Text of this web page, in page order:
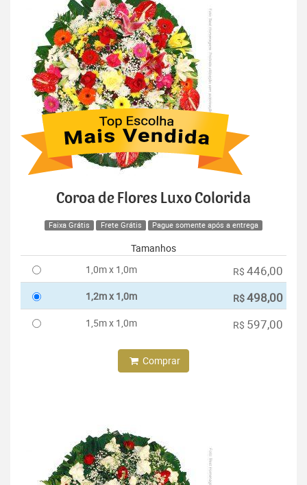
Coroa de Flores Luxo Colorida
Faixa Grátis Frete Grátis Pague somente após a entrega
Tamanhos
1,0m x 1,0m
R$ 446,00
1,2m x 1,0m R$498,00
1,5m x 1,0m R$ 597,00
Comprar